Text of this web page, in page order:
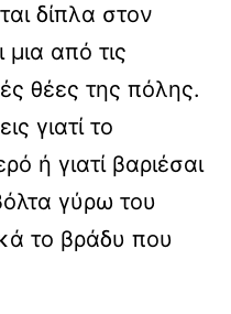
δίπλα στον
από τις
θέες της πόλης.
γιατί το
ή γιατί βαριέσαι
γύρω του
το βράδυ που